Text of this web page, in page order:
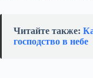
Читайте также:
господство в небе